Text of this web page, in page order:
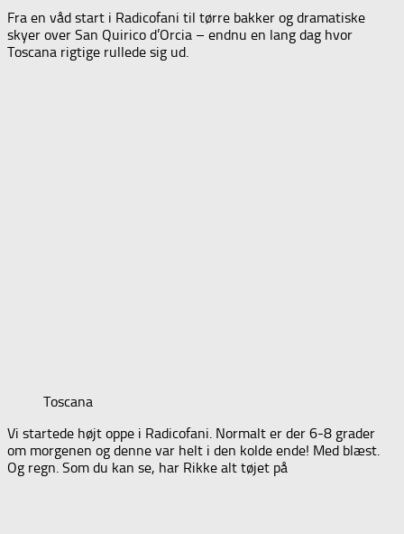
Fra en våd start i Radicofani til tørre bakker og dramatiske
skyer over San Quirico d’Orcia – endnu en lang dag hvor
Toscana rigtige rullede sig ud.
Toscana
Vi startede højt oppe i Radicofani. Normalt er der 6-8 grader
om morgenen og denne var helt i den kolde ende! Med blæst.
Og regn. Som du kan se, har Rikke alt tøjet på